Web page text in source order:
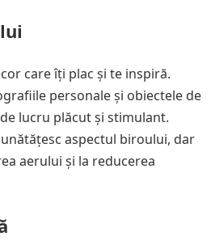
care îți plac și te inspiră.
personale și obiectele de
lucru plăcut și stimulant.
aspectul biroului, dar
aerului și la reducerea